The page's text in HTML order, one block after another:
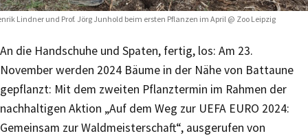
Lindner und Prof. Jörg Junhold beim ersten Pflanzen im April @ Zoo Leipzig
An die Handschuhe und Spaten, fertig, los: Am 23.
November werden 2024 Bäume in der Nähe von Battaune
gepflanzt: Mit dem zweiten Pflanztermin im Rahmen der
nachhaltigen Aktion „Auf dem Weg zur UEFA EURO 2024:
Gemeinsam zur Waldmeisterschaft“, ausgerufen von